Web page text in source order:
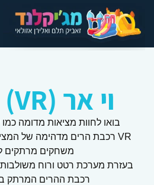
וי אר (VR) קוסטר
בואו לחוות מציאות מדומה
משחקים מרתקים
בעזרת מערכת רטט ורוח משולבות
רכבת ההרים המרתק